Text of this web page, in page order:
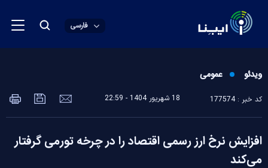
فارسی
ویدئو عمومی
کد خبر : 177574 18 شهريور 1404 - 22:59
افزایش نرخ ارز رسمی اقتصاد را در چرخه تورمی گرفتار
می‌کند